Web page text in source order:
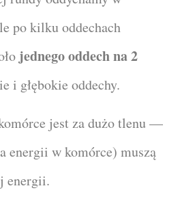
po kilku oddechach
jednego oddech na 2
i głębokie oddechy.
jest za dużo tlenu —
energii w komórce) muszą
energii.